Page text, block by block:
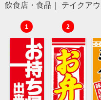
飲食店・食品｜ テイクア
1 2